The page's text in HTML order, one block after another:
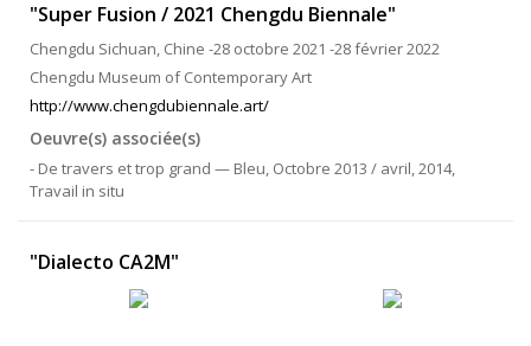
"Super Fusion / 2021 Chengdu Biennale"
Chengdu Sichuan, Chine -28 octobre 2021 -28 février 2022
Chengdu Museum of Contemporary Art
http://www.chengdubiennale.art/
Oeuvre(s) associée(s)
- De travers et trop grand — Bleu, Octobre 2013 / avril, 2014,
Travail in situ
"Dialecto CA2M"